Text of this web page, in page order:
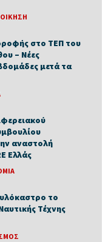
στο ΤΕΠ του
– Νέες
μετά τα
αναστολή
Ελλάς
το
Τέχνης